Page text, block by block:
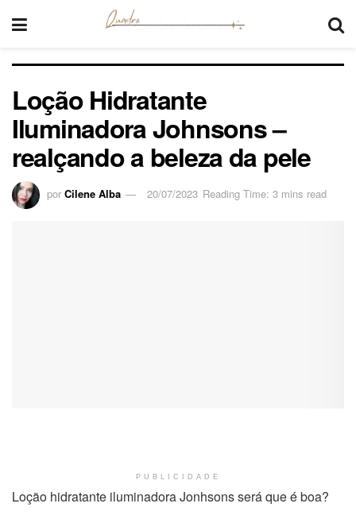
Loção Hidratante
Iluminadora Johnsons –
realçando a beleza da pele
por Cilene Alba 20/07/2023 Reading Time: 3 mins read
PUBLICIDADE
Loção hidratante iluminadora Jonhsons será que é boa?